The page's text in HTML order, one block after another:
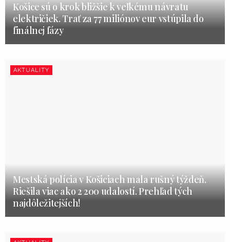
Košice sú o krok bližšie k veľkému návratu
električiek. Trať za 77 miliónov eur vstúpila do
finálnej fázy
AKTUALITY
Mestská polícia v Košiciach mala rušný týždeň.
Riešila viac ako 2 200 udalostí. Prehľad tých
najdôležitejších!